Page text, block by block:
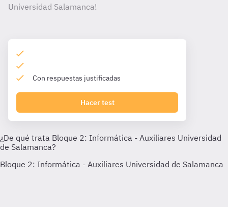
Universidad Salamanca!
Con respuestas justificadas
Hacer test